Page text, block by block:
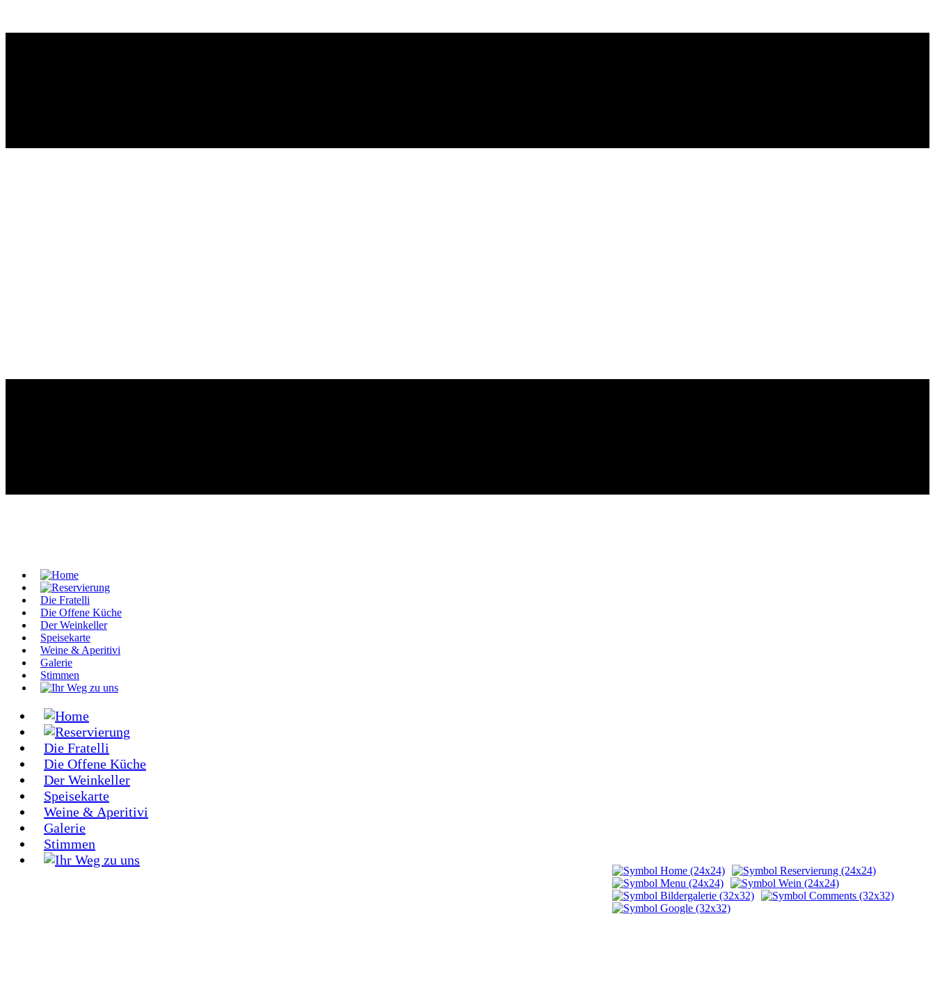
Die Fratelli
Die Offene Küche
Der Weinkeller
Speisekarte
Weine & Aperitivi
Galerie
Stimmen
Die Fratelli
Die Offene Küche
Der Weinkeller
Speisekarte
Weine & Aperitivi
Galerie
Stimmen